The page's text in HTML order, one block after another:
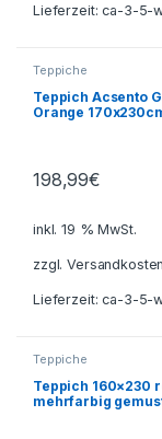
Lieferzeit:ca-3-5-
Teppiche
Teppich Acsento
Orange
198,99€
inkl. 19 % MwSt.
zzgl.Versandkosten
Lieferzeit:ca-3-5-
Teppiche
Teppich 160×230
mehrfarbig